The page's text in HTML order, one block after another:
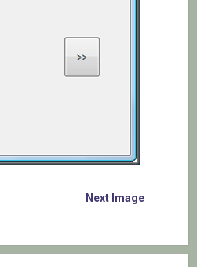
Next Image